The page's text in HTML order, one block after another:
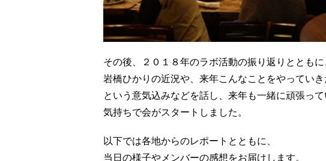
その後、２０１８年のラボ活動の振り返りとともに
岩橋ひかりの近況や、来年こんなことをやっていき
という意気込みなどを話し、来年も一緒に頑張って
気持ちで会がスタートしました。
以下では各地からのレポートとともに、
当日の様子やメンバーの感想をお届けします。